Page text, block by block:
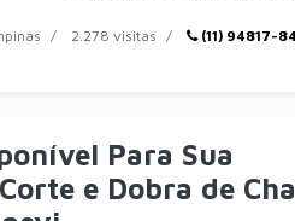
2.278 visitas
(11) 94817-
Para Sua
e Dobra de